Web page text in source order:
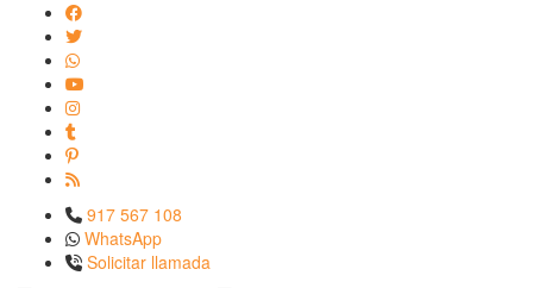
917 567 108
WhatsApp
Solicitar llamada